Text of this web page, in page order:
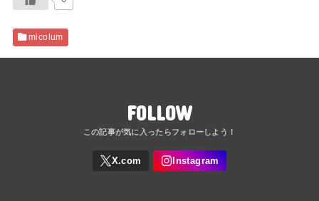
micolum
FOLLOW